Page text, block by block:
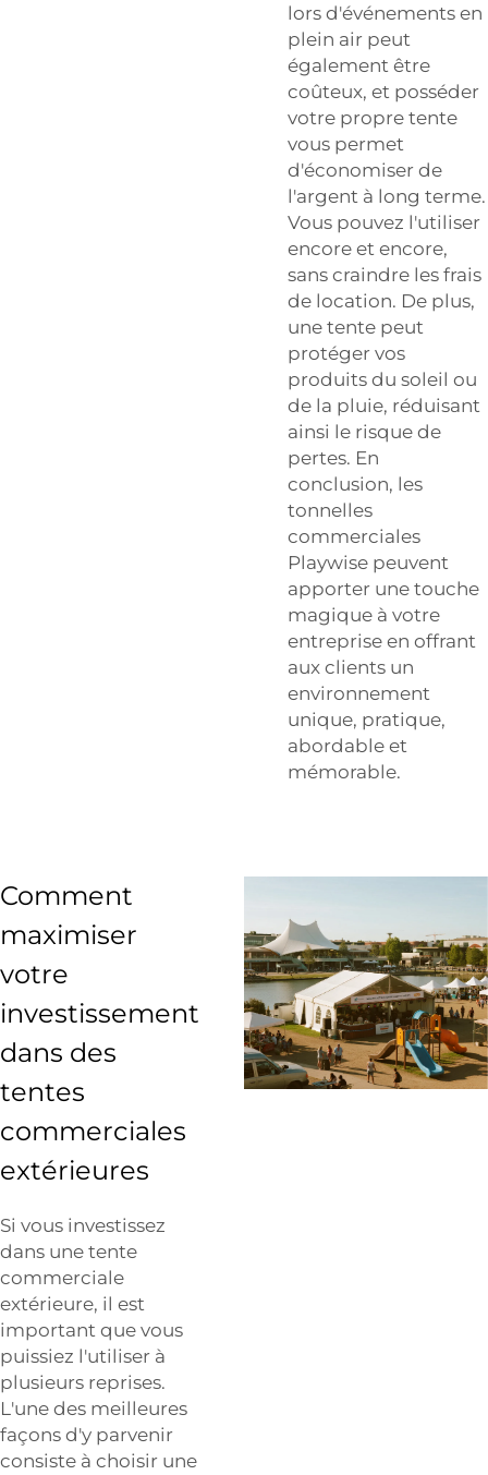
lors d'événements en
plein air peut
également être
coûteux, et posséder
votre propre tente
vous permet
d'économiser de
l'argent à long terme.
Vous pouvez l'utiliser
encore et encore,
sans craindre les frais
de location. De plus,
une tente peut
protéger vos
produits du soleil ou
de la pluie, réduisant
ainsi le risque de
pertes. En
conclusion, les
tonnelles
commerciales
Playwise peuvent
apporter une touche
magique à votre
entreprise en offrant
aux clients un
environnement
unique, pratique,
abordable et
mémorable.
Comment
maximiser
votre
investissement
dans des
tentes
commerciales
extérieures
Si vous investissez
dans une tente
commerciale
extérieure, il est
important que vous
puissiez l'utiliser à
plusieurs reprises.
L'une des meilleures
façons d'y parvenir
consiste à choisir une